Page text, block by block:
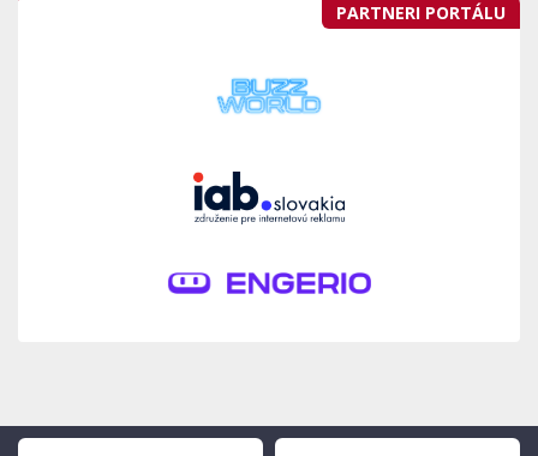
PARTNERI PORTÁLU